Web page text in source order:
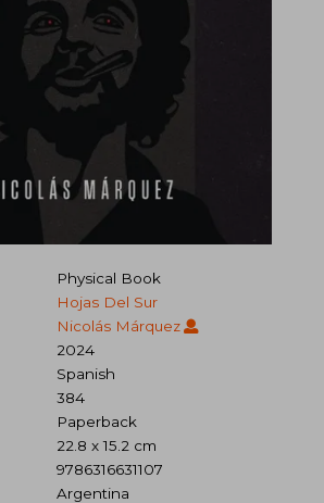
Physical Book
Hojas Del Sur
Nicolás Márquez
2024
Spanish
384
Paperback
22.8 x 15.2 cm
9786316631107
Argentina